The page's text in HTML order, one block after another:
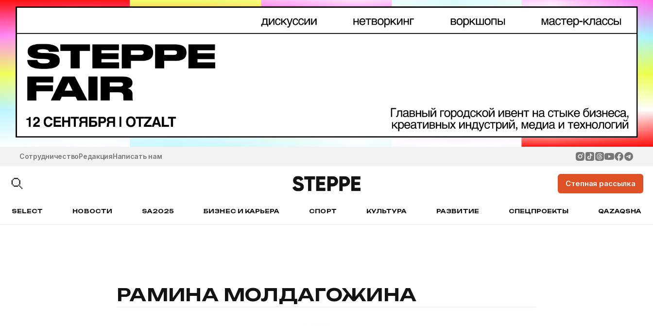
СотрудничествоРедакцияНаписать нам
Степная рассылка
SELECT НОВОСТИ SA2025 БИЗНЕС И КАРЬЕРА СПОРТ КУЛЬТУРА РАЗВИТИЕ СПЕЦПРОЕКТЫ QAZAQSHA
РАМИНА МОЛДАГОЖИНА